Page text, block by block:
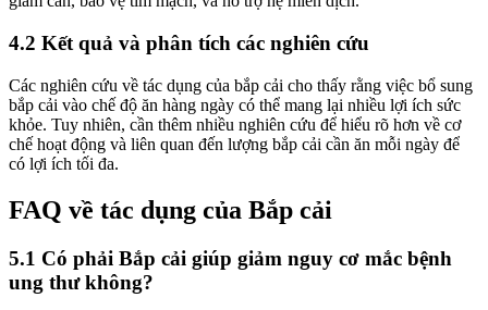
4.2 Kết quả và phân tích các nghiên cứu
Các nghiên cứu về tác dụng của bắp cải cho thấy rằng việc bổ sung
bắp cải vào chế độ ăn hàng ngày có thể mang lại nhiều lợi ích sức
khỏe. Tuy nhiên, cần thêm nhiều nghiên cứu để hiểu rõ hơn về cơ
chế hoạt động và liên quan đến lượng bắp cải cần ăn mỗi ngày để
có lợi ích tối đa.
FAQ về tác dụng của Bắp cải
5.1 Có phải Bắp cải giúp giảm nguy cơ mắc bệnh
ung thư không?